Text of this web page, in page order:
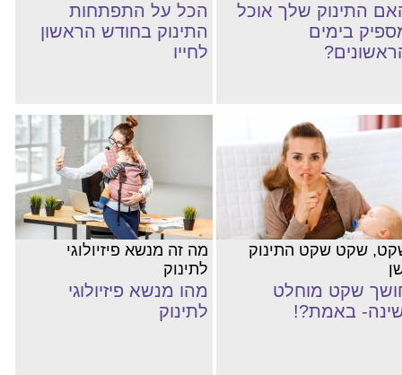
התינוק שלך אוכל
בימים
הכל על התפתחות
התינוק בחודש הראשון
לחייו
שקט שקט התינוק
שקט מוחלט
באמת?!
מה זה מנשא פיזיולוגי
לתינוק
מהו מנשא פיזיולוגי
לתינוק